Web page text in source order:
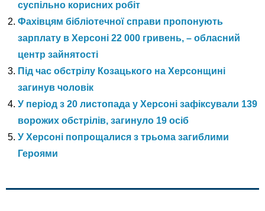
суспільно корисних робіт
Фахівцям бібліотечної справи пропонують
зарплату в Херсоні 22 000 гривень, – обласний
центр зайнятості
Під час обстрілу Козацького на Херсонщині
загинув чоловік
У період з 20 листопада у Херсоні зафіксували 139
ворожих обстрілів, загинуло 19 осіб
У Херсоні попрощалися з трьома загиблими
Героями